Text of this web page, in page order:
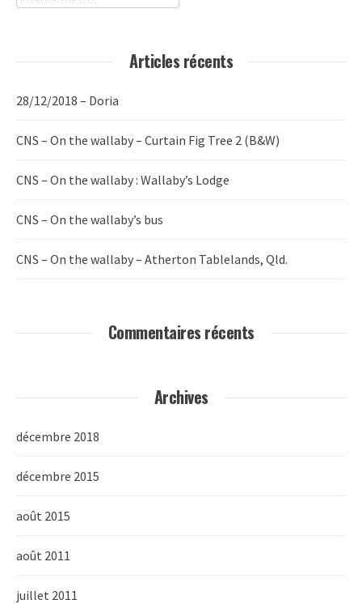
Articles récents
28/12/2018 – Doria
CNS – On the wallaby – Curtain Fig Tree 2 (B&W)
CNS – On the wallaby : Wallaby’s Lodge
CNS – On the wallaby’s bus
CNS – On the wallaby – Atherton Tablelands, Qld.
Commentaires récents
Archives
décembre 2018
décembre 2015
août 2015
août 2011
juillet 2011